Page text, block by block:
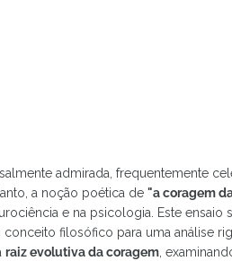
admirada, frequentemente
a noção poética de "a coragem
e na psicologia. Este ensaio
filosófico para uma análise
raiz evolutiva da coragem ,